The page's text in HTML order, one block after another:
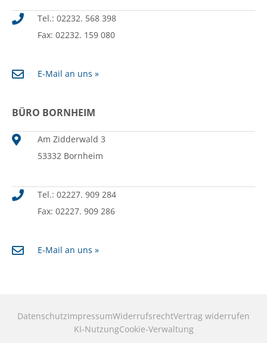
DatenschutzImpressumWiderrufsrechtVertrag widerrufen
KI‑NutzungCookie-Verwaltung
Tel.: 02232. 568 398
Fax: 02232. 159 080
E-Mail an uns »
BÜRO BORNHEIM
Am Zidderwald 3
53332 Bornheim
Tel.: 02227. 909 284
Fax: 02227. 909 286
E-Mail an uns »